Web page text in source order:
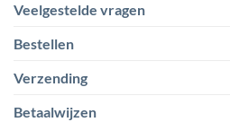
Veelgestelde vragen
Bestellen
Verzending
Betaalwijzen